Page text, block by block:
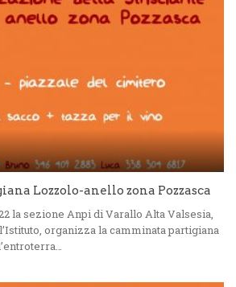
Lozzolo-anello zona Pozzasca
la sezione Anpi di Varallo Alta Valsesia,
organizza la camminata partigiana